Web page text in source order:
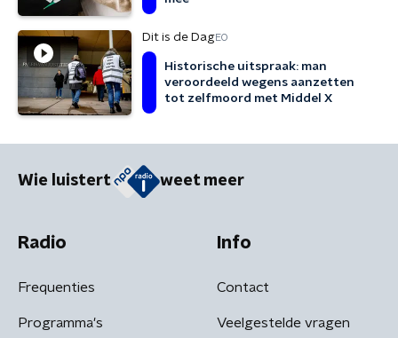
Dit is de DagEO
Historische uitspraak: man
veroordeeld wegens aanzetten
tot zelfmoord met Middel X
Wie luistert weet meer
Radio
Frequenties
Programma's
Info
Contact
Veelgestelde vragen